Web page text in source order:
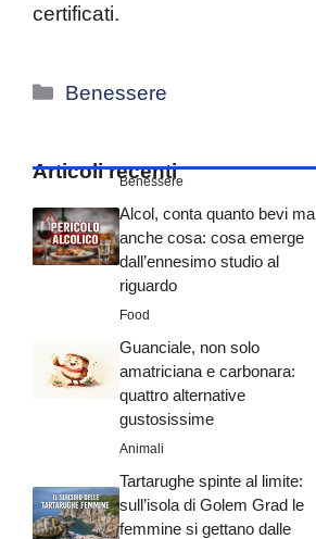
certificati.
Categorie
Benessere
Articoli recenti
Benessere
Alcol, conta quanto bevi ma
anche cosa: cosa emerge
dall’ennesimo studio al
riguardo
Food
Guanciale, non solo
amatriciana e carbonara:
quattro alternative
gustosissime
Animali
Tartarughe spinte al limite:
sull’isola di Golem Grad le
femmine si gettano dalle